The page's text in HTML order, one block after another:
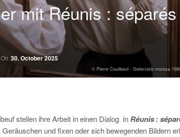
mit Réunis :
On 30. October 2025
© Pierre Coulibeuf - Delectatio morosa
stellen ihre Arbeit in einen Dialog inRéunis :
und fixen oder sich bewegenden Bildern